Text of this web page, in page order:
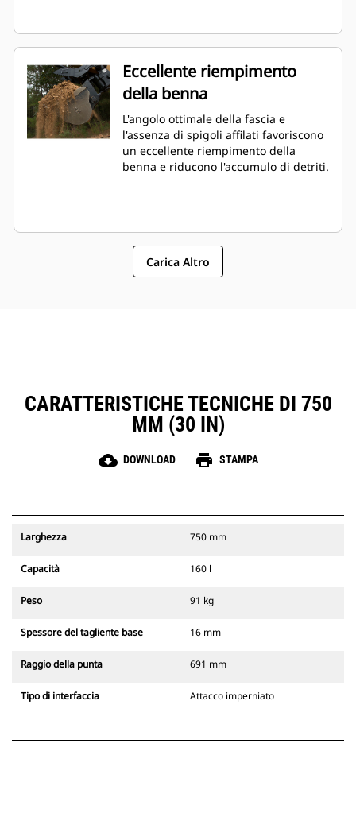
Eccellente riempimento
della benna
L'angolo ottimale della fascia e
l'assenza di spigoli affilati favoriscono
un eccellente riempimento della
benna e riducono l'accumulo di detriti.
Carica Altro
CARATTERISTICHE TECNICHE DI 750
MM (30 IN)
cloud_download DOWNLOAD print STAMPA
Larghezza 750 mm
Capacità 160 l
Peso 91 kg
Spessore del tagliente base 16 mm
Raggio della punta 691 mm
Tipo di interfaccia Attacco imperniato